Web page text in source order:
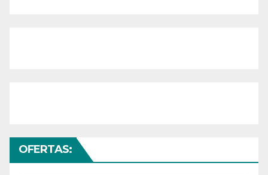
OFERTAS: